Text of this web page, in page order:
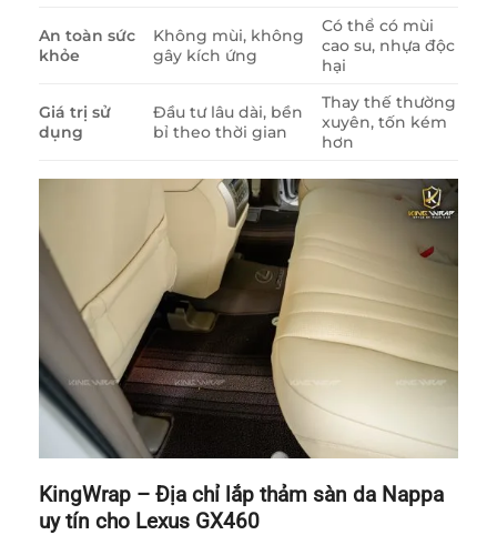
An toàn sức
khỏe
Không mùi, không
gây kích ứng
Có thể có mùi
cao su, nhựa độc
hại
Giá trị sử
dụng
Đầu tư lâu dài, bền
bỉ theo thời gian
Thay thế thường
xuyên, tốn kém
hơn
KingWrap – Địa chỉ lắp thảm sàn da Nappa
uy tín cho Lexus GX460